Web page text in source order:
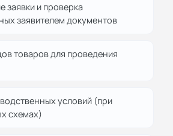
заявки и проверка
заявителем документов
товаров для проведения
условий (при
схемах)